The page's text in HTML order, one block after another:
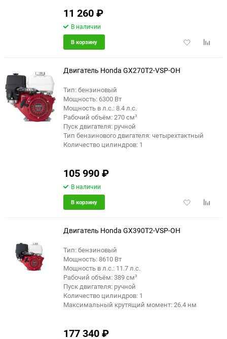
11 260₽
В наличии
Добавить
В корзину
Двигатель Honda GX270T2-VSP-OH
Тип: бензиновый
Мощность: 6300 Вт
Мощность в л.с.: 8.4 л.с.
Рабочий объём: 270 см³
Пуск двигателя: ручной
Тип бензинового двигателя: четырехтактный
Количество цилиндров: 1
105 990₽
В наличии
Добавить
В корзину
Двигатель Honda GX390T2-VSP-OH
Тип: бензиновый
Мощность: 8610 Вт
Мощность в л.с.: 11.7 л.с.
Рабочий объём: 389 см³
Пуск двигателя: ручной
Количество цилиндров: 1
Максимальный крутящий момент: 26.4 нм
177 340₽